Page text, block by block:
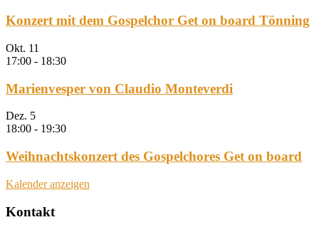
Konzert mit dem Gospelchor Get on board Tönning
Okt. 11
17:00 - 18:30
Marienvesper von Claudio Monteverdi
Dez. 5
18:00 - 19:30
Weihnachtskonzert des Gospelchores Get on board
Kalender anzeigen
Kontakt